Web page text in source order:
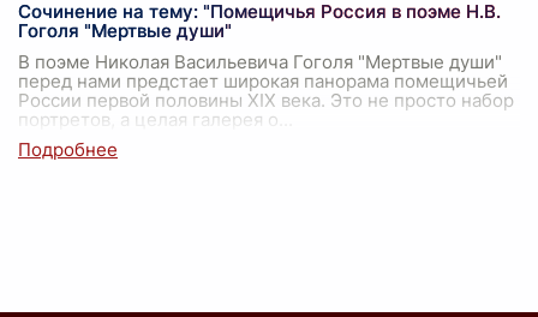
Сочинение на тему: "Помещичья Россия в поэме Н.В.
Гоголя "Мертвые души"
В поэме Николая Васильевича Гоголя "Мертвые души"
перед нами предстает широкая панорама помещичьей
России первой половины XIX века. Это не просто набор
портретов, а целая галерея о